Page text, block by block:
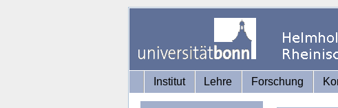
Institut Lehre Forschung